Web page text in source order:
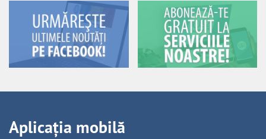
Aplicația mobilă